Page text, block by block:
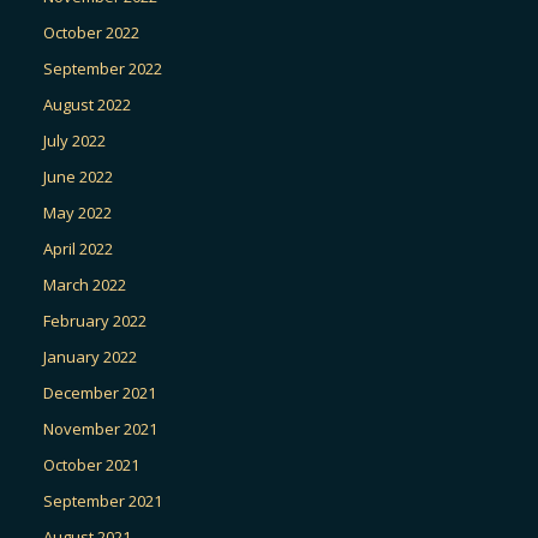
October 2022
September 2022
August 2022
July 2022
June 2022
May 2022
April 2022
March 2022
February 2022
January 2022
December 2021
November 2021
October 2021
September 2021